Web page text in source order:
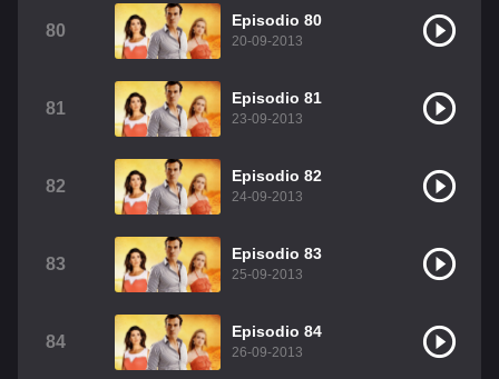
80
Episodio 80
20-09-2013
81
Episodio 81
23-09-2013
82
Episodio 82
24-09-2013
83
Episodio 83
25-09-2013
84
Episodio 84
26-09-2013